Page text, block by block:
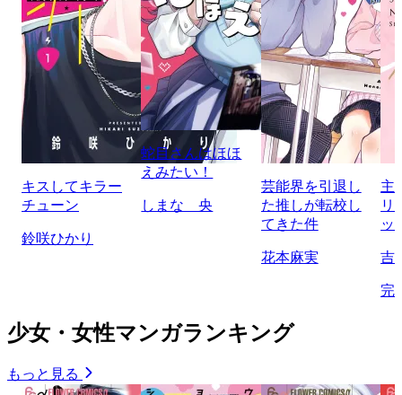
キスしてキラー
チューン
鈴咲ひかり
蛇目さんはほほ
えみたい！
しまな 央
芸能界を引退し
た推しが転校し
てきた件
花本麻実
主
リ
ッ
吉
完
少女・女性マンガランキング
もっと見る